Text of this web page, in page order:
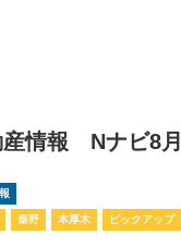
産情報 Nナビ8
秦野 本厚木 ピックアップ